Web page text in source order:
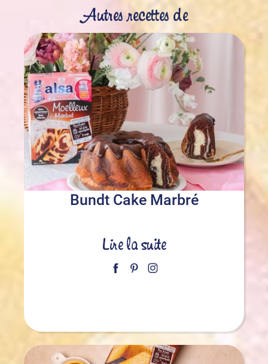
Autres recettes de
Bundt Cake Marbré
Lire la suite